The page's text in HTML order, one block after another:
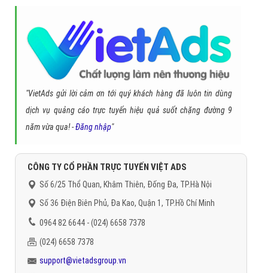
"VietAds gửi lời cảm ơn tới quý khách hàng đã luôn tin dùng
dịch vụ quảng cáo trực tuyến hiệu quả suốt chặng đường 9
năm vừa qua! -Đăng nhập"
CÔNG TY CỔ PHẦN TRỰC TUYẾN VIỆT ADS
Số 6/25 Thổ Quan, Khâm Thiên, Đống Đa, TP.Hà Nội
Số 36 Điện Biên Phủ, Đa Kao, Quận 1, TP.Hồ Chí Minh
0964 82 6644 - (024) 6658 7378
(024) 6658 7378
support@vietadsgroup.vn